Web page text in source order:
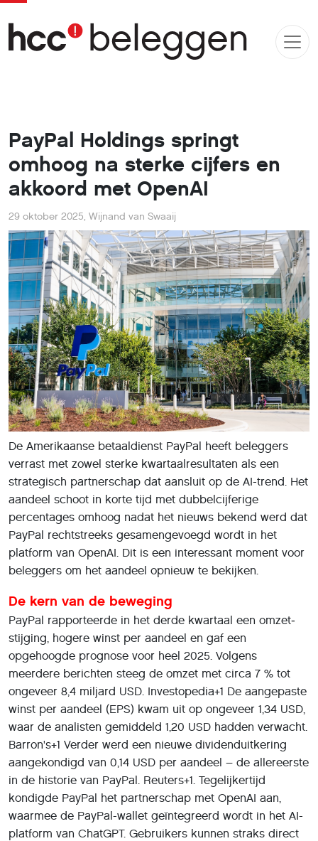
PayPal Holdings springt
omhoog na sterke cijfers en
akkoord met OpenAI
29 oktober 2025, Wijnand van Swaaij
De Amerikaanse betaaldienst PayPal heeft beleggers
verrast met zowel sterke kwartaalresultaten als een
strategisch partnerschap dat aansluit op de AI-trend. Het
aandeel schoot in korte tijd met dubbelcijferige
percentages omhoog nadat het nieuws bekend werd dat
PayPal rechtstreeks gesamengevoegd wordt in het
platform van OpenAI. Dit is een interessant moment voor
beleggers om het aandeel opnieuw te bekijken.
De kern van de beweging
PayPal rapporteerde in het derde kwartaal een omzet­
stijging, hogere winst per aandeel en gaf een
opgehoogde prognose voor heel 2025. Volgens
meerdere berichten steeg de omzet met circa 7 % tot
ongeveer 8,4 miljard USD. Investopedia+1 De aangepaste
winst per aandeel (EPS) kwam uit op ongeveer 1,34 USD,
waar de analisten gemiddeld 1,20 USD hadden verwacht.
Barron's+1 Verder werd een nieuwe dividenduitkering
aangekondigd van 0,14 USD per aandeel – de allereerste
in de historie van PayPal. Reuters+1. Tegelijkertijd
kondigde PayPal het partnerschap met OpenAI aan,
waarmee de PayPal-wallet geïntegreerd wordt in het AI-
platform van ChatGPT. Gebruikers kunnen straks direct